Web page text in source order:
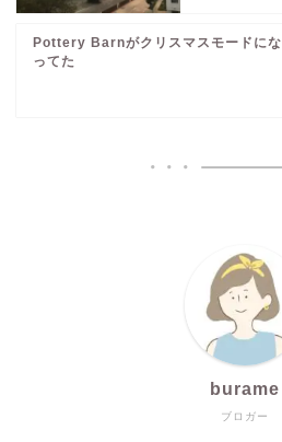
Pottery Barnがクリスマスモードにな
ってた
ブロガー
burame